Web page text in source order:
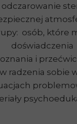
odczarowanie
osób, które
doświadczenia
i
radzenia sobie